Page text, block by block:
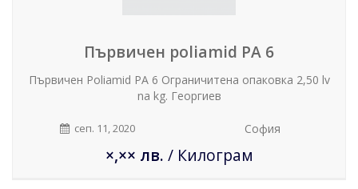
Първичен poliamid PA 6
Първичен Poliamid PA 6 Ограничитена опаковка 2,50 lv
na kg. Георгиев
сеп. 11, 2020 София
×,×× лв. / Килограм